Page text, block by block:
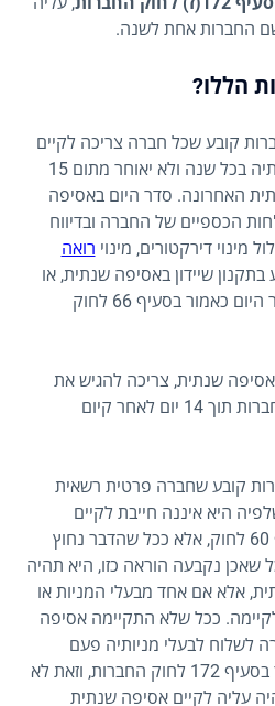
החברות אחת לשנה.
הללו?
60 לחוק החברות קובע שכל חברה צריכה לקיים
אסיפה שנתית של בעלי מניותיה בכל שנה ולא יאוחר מתום 15
האחרונה. סדר היום באסיפה
הכספיים של החברה ובדיווח
מינוי דירקטורים, מינוי רואה
שיידון באסיפה שנתית, או
כל נושא אחר שנקבע על סדר היום כאמור בסעיף 66 לחוק
שנתית, צריכה להגיש את
הדו"ח השנתי שלה לרשם החברות תוך 14 יום לאחר קיום
לחוק החברות קובע שחברה פרטית רשאית
היא איננה חייבת לקיים
אסיפה שנתית כאמור בסעיף 60 לחוק, אלא ככל שהדבר נחוץ
שאכן נקבעה הוראה כזו, היא תהיה
אלא אם אחד מבעלי המניות או
ככל שלא התקיימה אסיפה
לשלוח לבעלי מניותיה פעם
בשנה, דו"חות כספיים כאמור בסעיף 172 לחוק החברות, וזאת לא
עליה לקיים אסיפה שנתית